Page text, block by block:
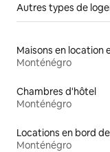
Autres types de
Monténégro
Chambres d'hôtel
Monténégro
Locations en bord
Monténégro